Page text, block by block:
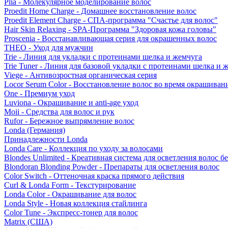
Plia - Молекулярное моделирование волос
Proedit Home Charge - Домашнее восстановление волос
Proedit Element Charge - СПА-программа "Счастье для волос"
Hair Skin Relaxing - SPA-Программа "Здоровая кожа головы"
Proscenia - Восстанавливающая серия для окрашенных волос
THEO - Уход для мужчин
Trie - Линия для укладки с протеинами шелка и жемчуга
Trie Tuner - Линия для базовой укладки с протеинами шелка и
Viege - Антивозростная органическая серия
Locor Serum Color - Восстановление волос во время
One - Премиум уход
Luviona - Окрашивание и anti-age уход
Moii - Средства для волос и рук
Rufor - Бережное выпрямление волос
Londa (Германия)
Принадлежности Londa
Londa Care - Коллекция по уходу за волосами
Blondes Unlimited - Креативная система для осветления волос
Blondoran Blonding Powder - Препараты для осветления волос
Color Switch - Оттеночная краска прямого действия
Curl & Londa Form - Текстурирование
Londa Color - Окрашивание для волос
Londa Style - Новая коллекция стайлинга
Color Tune - Экспресс-тонер для волос
Matrix (США)